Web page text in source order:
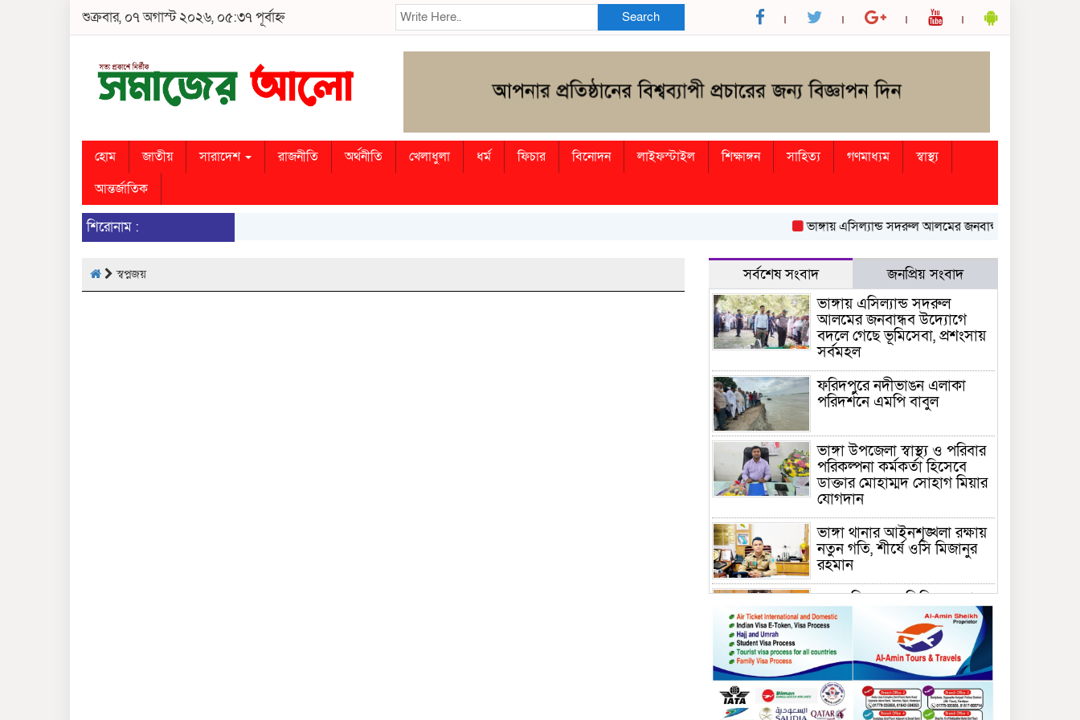
শুক্রবার, ০৭ অগাস্ট ২০২৬, ০৫:৩৭ পূর্বাহ্ন Search
হোম জাতীয় সারাদেশ রাজনীতি অর্থনীতি খেলাধুলা ধর্ম ফিচার বিনোদন লাইফস্টাইল শিক্ষাঙ্গন সাহিত্য গণমাধ্যম
স্বাস্থ্য
আন্তর্জাতিক
শিরোনাম : ভাঙ্গায় এসিল্যান্ড সদরুল আলমের জনবান্ধব উদ্যোগে বদলে
স্বপ্নজয় সর্বশেষ সংবাদ জনপ্রিয় সংবাদ
ভাঙ্গায় এসিল্যান্ড সদরুল
আলমের জনবান্ধব উদ্যোগে
বদলে গেছে ভূমিসেবা, প্রশংসায়
সর্বমহল
ফরিদপুরে নদীভাঙন এলাকা
পরিদর্শনে এমপি বাবুল
ভাঙ্গা উপজেলা স্বাস্থ্য ও পরিবার
পরিকল্পনা কর্মকর্তা হিসেবে
ডাক্তার মোহাম্মদ সোহাগ মিয়ার
যোগদান
ভাঙ্গা থানার আইনশৃঙ্খলা রক্ষায়
নতুন গতি, শীর্ষে ওসি মিজানুর
রহমান
ময়মনসিংহের অতিরিক্ত জেলা
প্রশাসক (রাজস্ব) আজিম উদ্দিন
ভূমি মন্ত্রণালয়ে পদায়ন
সাবেক এমপির প্রেস সেক্রেটারি
রফিকের ক্ষমতার দাপট ও গণ-
অসন্তোষের তথ্য গায়েব করে
ত্রিশাল থানার সাজানো রিপোর্ট